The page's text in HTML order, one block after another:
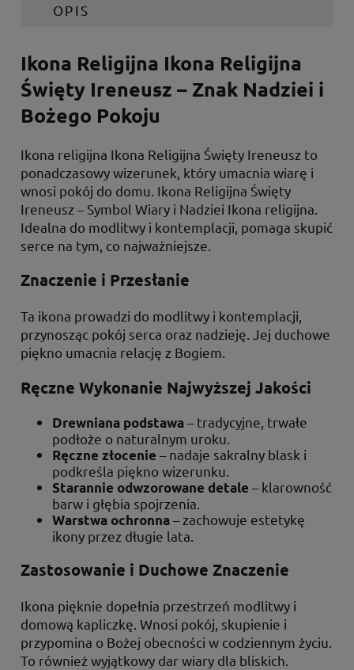
OPIS
Ikona Religijna Ikona Religijna
Święty Ireneusz – Znak Nadziei i
Bożego Pokoju
Ikona religijna Ikona Religijna Święty Ireneusz to
ponadczasowy wizerunek, który umacnia wiarę i
wnosi pokój do domu. Ikona Religijna Święty
Ireneusz – Symbol Wiary i Nadziei Ikona religijna.
Idealna do modlitwy i kontemplacji, pomaga skupić
serce na tym, co najważniejsze.
Znaczenie i Przesłanie
Ta ikona prowadzi do modlitwy i kontemplacji,
przynosząc pokój serca oraz nadzieję. Jej duchowe
piękno umacnia relację z Bogiem.
Ręczne Wykonanie Najwyższej Jakości
Drewniana podstawa– tradycyjne, trwałe
podłoże o naturalnym uroku.
Ręczne złocenie – nadaje sakralny blask i
podkreśla piękno wizerunku.
Starannie odwzorowane detale – klarowność
barw i głębia spojrzenia.
Warstwa ochronna– zachowuje estetykę
ikony przez długie lata.
Zastosowanie i Duchowe Znaczenie
Ikona pięknie dopełnia przestrzeń modlitwy i
domową kapliczkę. Wnosi pokój, skupienie i
przypomina o Bożej obecności w codziennym życiu.
To również wyjątkowy dar wiary dla bliskich.